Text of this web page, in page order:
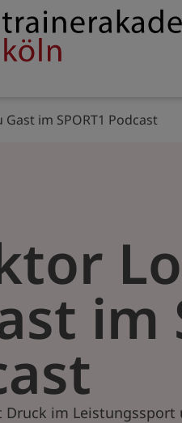
Service
navigation
im SPORT1 Podcast
im
im Leistungssport